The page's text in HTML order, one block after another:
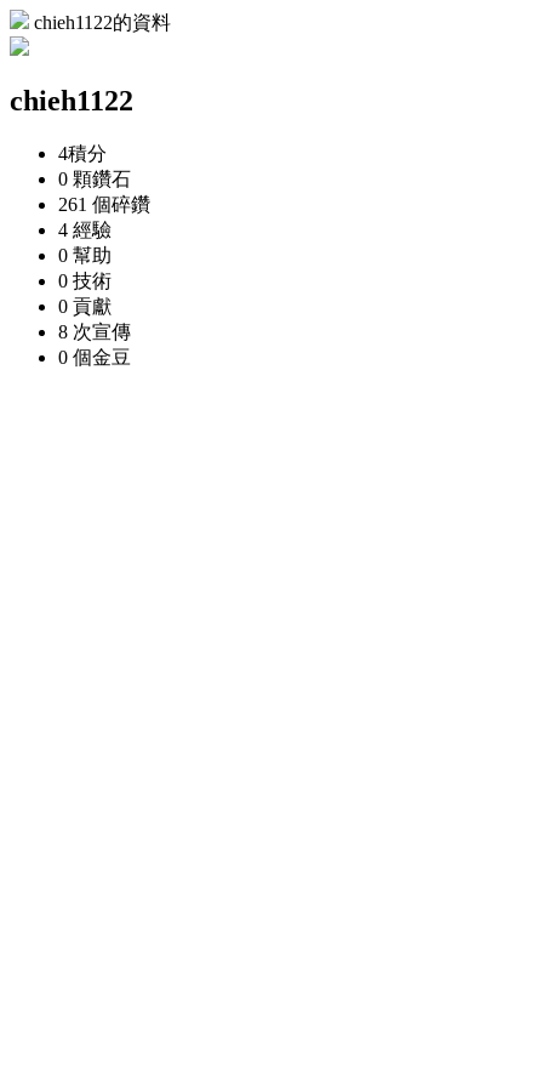
chieh1122的資料
chieh1122
4積分
0 顆鑽石
261 個碎鑽
4 經驗
0 幫助
0 技術
0 貢獻
8 次宣傳
0 個金豆